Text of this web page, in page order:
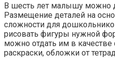
В шесть лет малышу можно
Размещение деталей на
сложности для
рисовать фигуры нужной
можно отдать им в
раскраски, обложки от